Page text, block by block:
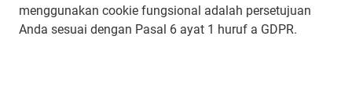
menggunakan cookie fungsional adalah persetujuan
Anda sesuai dengan Pasal 6 ayat 1 huruf a GDPR.